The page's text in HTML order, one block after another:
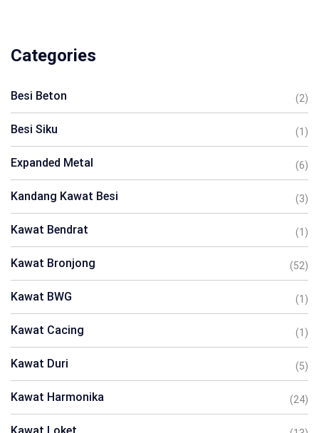
Categories
Besi Beton (2)
Besi Siku (1)
Expanded Metal (6)
Kandang Kawat Besi (3)
Kawat Bendrat (1)
Kawat Bronjong (52)
Kawat BWG (1)
Kawat Cacing (1)
Kawat Duri (5)
Kawat Harmonika (24)